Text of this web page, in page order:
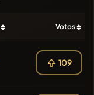
Votos
109